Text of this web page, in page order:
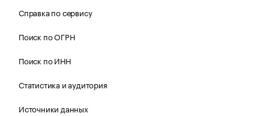
Справка по сервису
Поиск по ОГРН
Поиск по ИНН
Статистика и аудитория
Источники данных